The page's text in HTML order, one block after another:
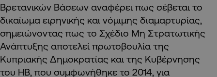
Βρετανικών Βάσεων αναφέρει πως σέβεται το
δικαίωμα ειρηνικής και νόμιμης διαμαρτυρίας,
σημειώνοντας πως το Σχέδιο Μη Στρατωτικής
Ανάπτυξης αποτελεί πρωτοβουλία της
Κυπριακής Δημοκρατίας και της Κυβέρνησης
του ΗΒ, που συμφωνήθηκε το 2014, για